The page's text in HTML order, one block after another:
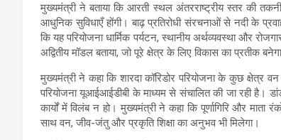
मुख्यमंत्री ने बताया कि आरती स्थल अंतरराष्ट्रीय स्तर की
आधुनिक सुविधाएँ होंगी। बाढ़ प्रतिरोधी संरचनाओं से नदी के
कि यह परियोजना धार्मिक पर्यटन, स्थानीय अर्थव्यवस्था और
अद्वितीय मॉडल बताया, जो पूरे क्षेत्र के लिए विकास का प्रतीक
मुख्यमंत्री ने कहा कि शारदा कॉरिडोर परियोजना के कुछ क्षेत्र
परियोजना यूआईआईडीबी के माध्यम से संचालित की जा रही है।
कार्यों में विलंब न हो। मुख्यमंत्री ने कहा कि पूर्णागिरि और माता
साथ वन, जीव-जंतु और प्रकृति शिक्षा का अनुभव भी मिलेगा।